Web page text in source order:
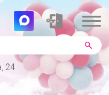
24